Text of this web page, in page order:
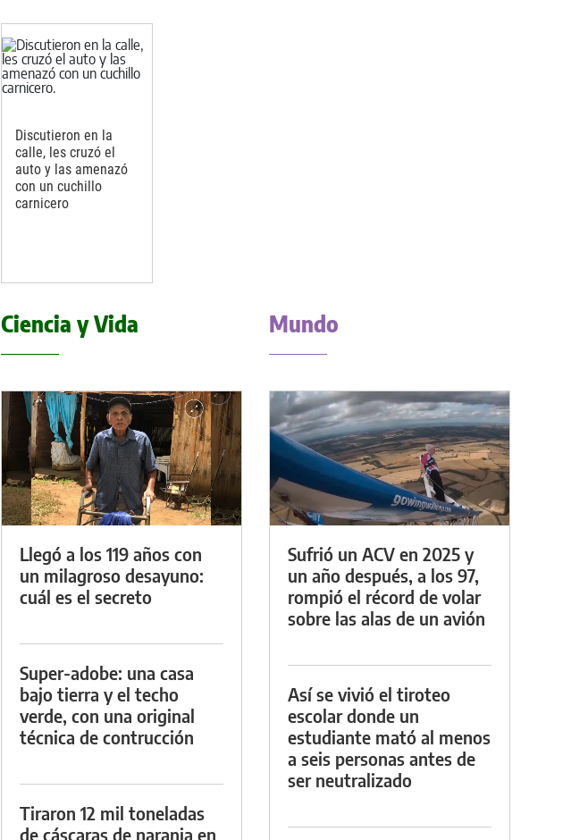
Discutieron en la
calle, les cruzó el
auto y las amenazó
con un cuchillo
carnicero
Ciencia y Vida
Llegó a los 119 años con
un milagroso desayuno:
cuál es el secreto
Super-adobe: una casa
bajo tierra y el techo
verde, con una original
técnica de contrucción
Tiraron 12 mil toneladas
de cáscaras de naranja en
Mundo
Sufrió un ACV en 2025 y
un año después, a los 97,
rompió el récord de volar
sobre las alas de un avión
Así se vivió el tiroteo
escolar donde un
estudiante mató al menos
a seis personas antes de
ser neutralizado